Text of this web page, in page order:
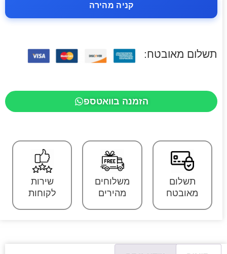
קניה מהירה
תשלום מאובטח:
הזמנה בוואטספ
תשלום
מאובטח
משלוחים
מהירים
שירות
לקוחות